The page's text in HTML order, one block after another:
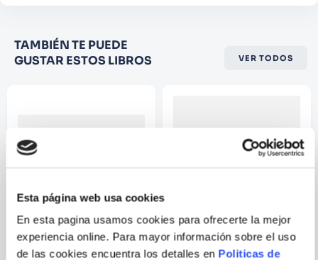
Esta página web usa cookies
En esta pagina usamos cookies para ofrecerte la mejor
experiencia online. Para mayor información sobre el uso
de las cookies encuentra los detalles en Politicas de
Califique el producto de 1 a 5
estrellas
TAMBIÉN TE PUEDE
GUSTAR ESTOS LIBROS
VER TODOS
MASHA GESSEN